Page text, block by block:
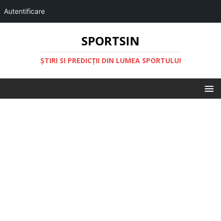
Autentificare
SPORTSIN
ŞTIRI SI PREDICŢII DIN LUMEA SPORTULUI